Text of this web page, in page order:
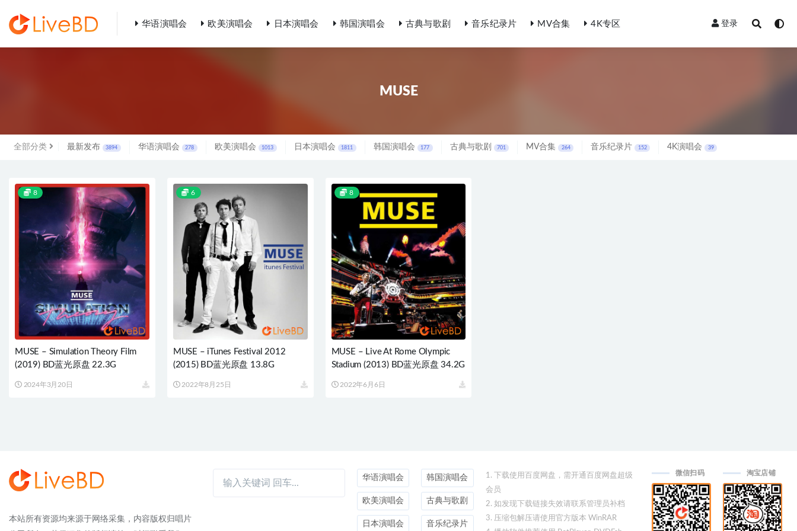
华语演唱会 欧美演唱会 日本演唱会 韩国演唱会 古典与歌剧 音乐纪录片 MV合集 4K专区 登录
MUSE
全部分类 最新发布 3894 华语演唱会 278 欧美演唱会 1013 日本演唱会 1811 韩国演唱会 177 古典与歌剧 701 MV合集 264 音乐纪录片 152 4K演唱会 39
8
MUSE – Simulation Theory Film
(2019) BD蓝光原盘 22.3G
2024年3月20日
6
MUSE – iTunes Festival 2012
(2015) BD蓝光原盘 13.8G
2022年8月25日
8
MUSE – Live At Rome Olympic
Stadium (2013) BD蓝光原盘 34.2G
2022年6月6日
本站所有资源均来源于网络采集，内容版权归唱片
华语演唱会
欧美演唱会
日本演唱会
韩国演唱会
古典与歌剧
音乐纪录片
1. 下载使用百度网盘，需开通百度网盘超级
会员
2. 如发现下载链接失效请联系管理员补档
3. 压缩包解压请使用官方版本 WinRAR
微信扫码 淘宝店铺